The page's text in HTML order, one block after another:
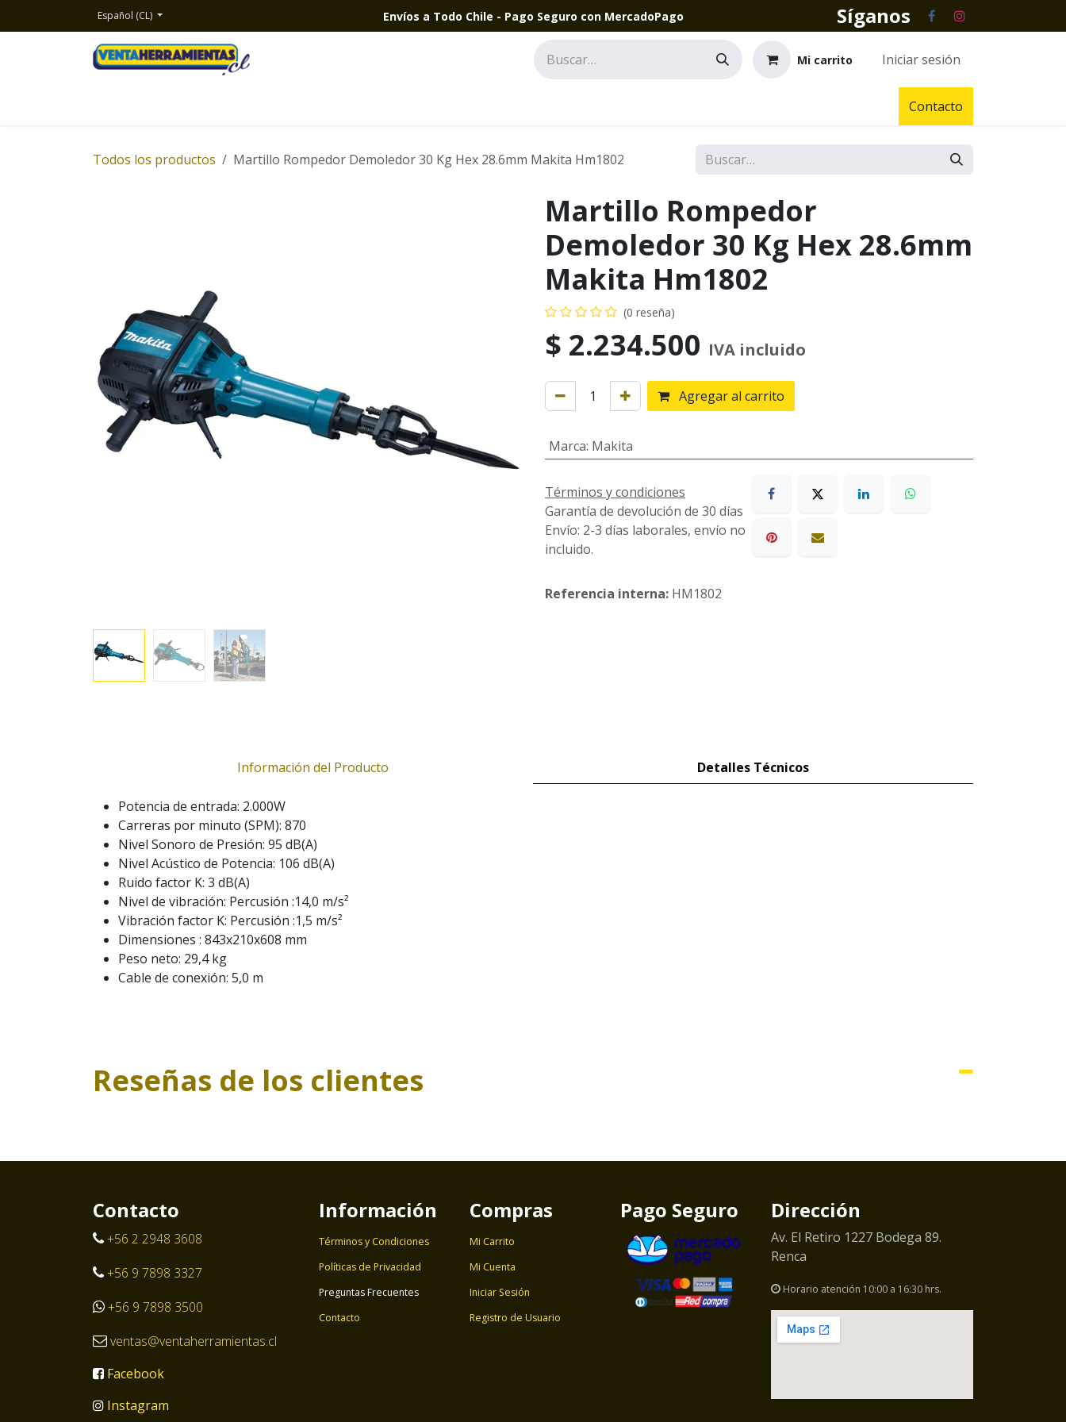
Español (CL) Envíos a Todo Chile - Pago Seguro con MercadoPago Síganos
Mi carrito Iniciar sesión
Contacto
Todos los productos Martillo Rompedor Demoledor 30 Kg Hex 28.6mm Makita Hm1802
Martillo Rompedor
Demoledor 30 Kg Hex 28.6mm
Makita Hm1802
(0 reseña)
$ 2.234.500 IVA incluido
Agregar al carrito
Marca: Makita
Términos y condiciones
Garantía de devolución de 30 días
Envío: 2-3 días laborales, envío no
incluido.
Referencia interna: HM1802
Información del Producto Detalles Técnicos
Potencia de entrada: 2.000W
Carreras por minuto (SPM): 870
Nivel Sonoro de Presión: 95 dB(A)
Nivel Acústico de Potencia: 106 dB(A)
Ruido factor K: 3 dB(A)
Nivel de vibración: Percusión :14,0 m/s²
Vibración factor K: Percusión :1,5 m/s²
Dimensiones : 843x210x608 mm
Peso neto: 29,4 kg
Cable de conexión: 5,0 m
Reseñas de los clientes
Contacto
+56 2 2948 3608
+56 9 7898 3327
+56 9 7898 3500
ventas@ventaherramientas.cl
Facebook
Instagram
Información
Términos y Condiciones
Políticas de Privacidad
Preguntas Frecuentes
Contacto
Compras
Mi Carrito
Mi Cuenta
Iniciar Sesión
Registro de Usuario
Pago Seguro Dirección
Av. El Retiro 1227 Bodega 89.
Renca
Horario atención 10:00 a 16:30 hrs.